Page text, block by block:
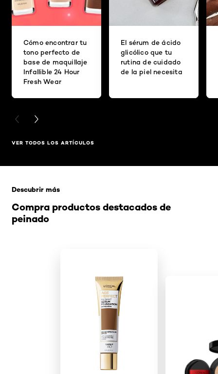
Cómo encontrar tu
tono perfecto de
base de maquillaje
Infallible 24 Hour
Fresh Wear
El sérum de ácido
glicólico que tu
rutina de cuidado
de la piel necesita
PREVIOUS CARD
NEXT CARD
VER TODOS LOS ARTÍCULOS
Compra productos destacados de
peinado
Descubrir más